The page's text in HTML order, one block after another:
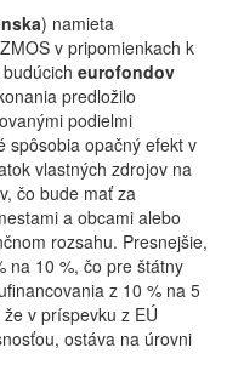
) namieta
v pripomienkach k
eurofondov
predložilo
podielmi
spôsobia opačný efekt v
vlastných zdrojov na
čo bude mať za
a obcami alebo
rozsahu. Presnejšie,
na 10 %, čo pre štátny
z 10 % na 5
v príspevku z EÚ
ostáva na úrovni